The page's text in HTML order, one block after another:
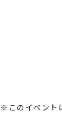
※このイベント